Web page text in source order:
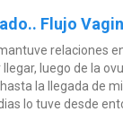
Flujo
relaciones
luego de la
la llegada de
lo tuve desde